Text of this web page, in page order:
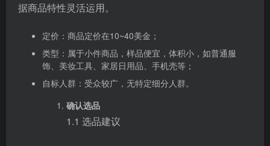
据商品特性灵活运用。
定价：商品定价在10~40美金；
类型：属于小件商品，样品便宜，体积小，如普通服
饰、美妆工具、家居日用品、手机壳等；
自标人群：受众较广，无特定细分人群。
确认选品
1.1 选品建议